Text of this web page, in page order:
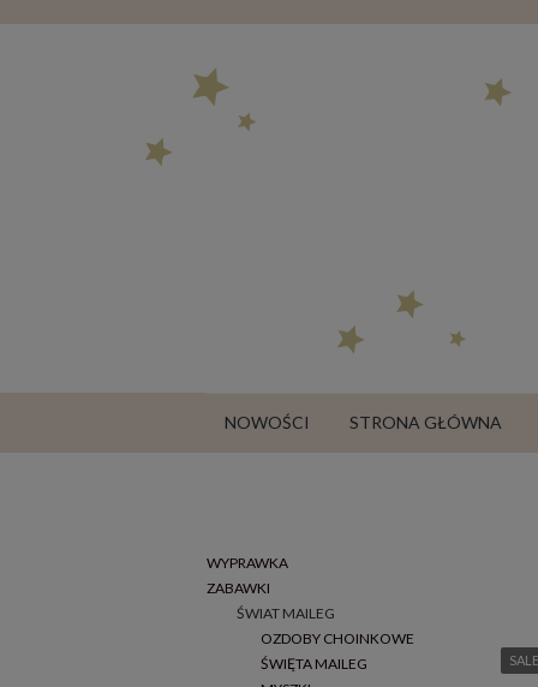
NOWOŚCI STRONA GŁÓWNA
WYPRAWKA
ZABAWKI
ŚWIAT MAILEG
OZDOBY CHOINKOWE
ŚWIĘTA MAILEG
SALE